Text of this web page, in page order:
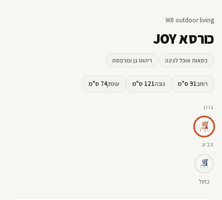
W8 outdoor living
כורסא JOY
כסאות אוכל לגינה ריהוט גן ומרפסת
רוחב91 ס"מ גובה121 ס"מ עומק74 ס"מ
גוון
צבע
כחול